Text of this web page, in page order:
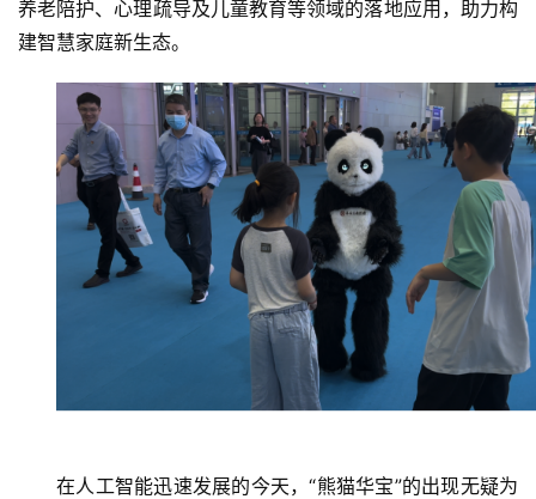
消
登录 注册
养老陪护、心理疏导及儿童教育等领域的落地应用，助力构
建智慧家庭新生态。
在人工智能迅速发展的今天，“熊猫华宝”的出现无疑为